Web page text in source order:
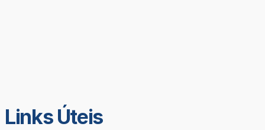
Links Úteis